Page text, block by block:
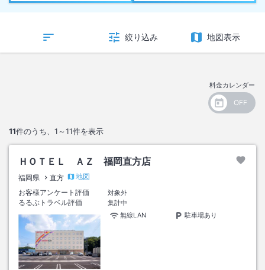
絞り込み 地図表示
料金カレンダー
11件のうち、 1～11件を表示
ＨＯＴＥＬ ＡＺ 福岡直方店
福岡県 直方
地図
お客様アンケート評価
対象外
るるぶトラベル評価
集計中
無線LAN
駐車場あり